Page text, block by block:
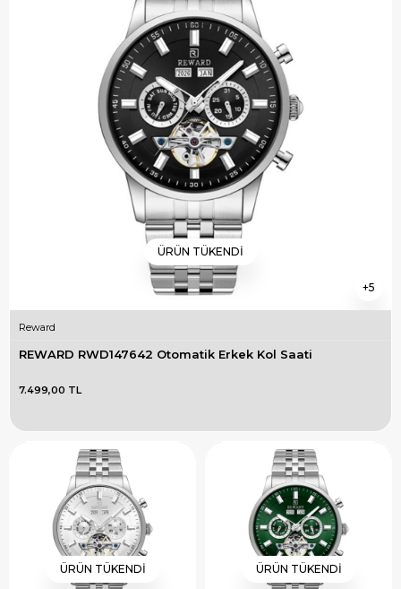
5
ÜRÜN TÜKENDI
Reward
REWARD RWD147642 Otomatik Erkek Kol Saati
7.499,00 TL
ÜRÜN TÜKENDI ÜRÜN TÜKENDI